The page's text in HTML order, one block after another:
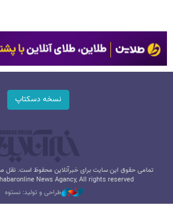
نسخه دسکتاپ
تمامی حقوق این سایت برای خبرآنلاین محفوظ است. نقل
News Agancy, All rights reserved
طراحی و تولید: نستوه